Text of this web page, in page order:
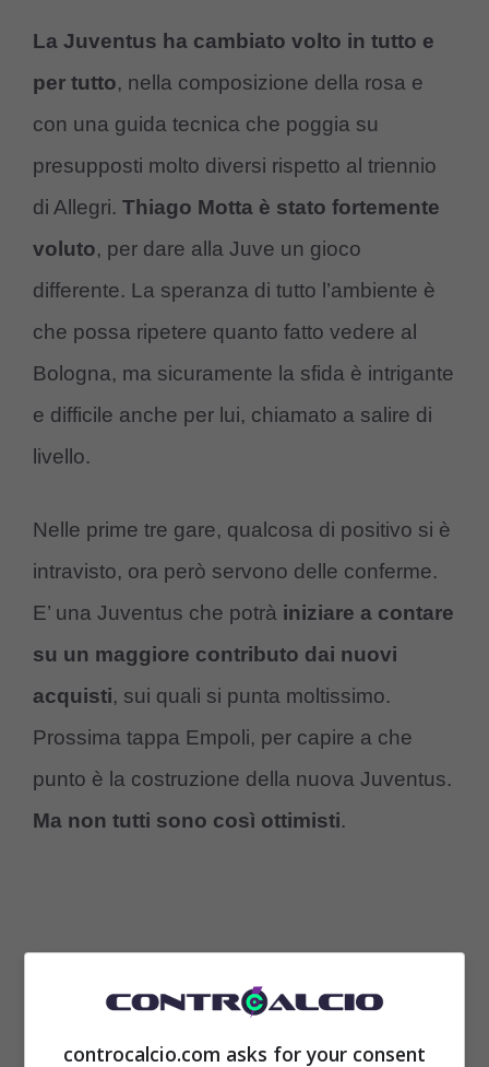
La Juventus ha cambiato volto in tutto e
per tutto, nella composizione della rosa e
con una guida tecnica che poggia su
presupposti molto diversi rispetto al triennio
di Allegri. Thiago Motta è stato fortemente
voluto, per dare alla Juve un gioco
differente. La speranza di tutto l’ambiente è
che possa ripetere quanto fatto vedere al
Bologna, ma sicuramente la sfida è intrigante
e difficile anche per lui, chiamato a salire di
livello.
Nelle prime tre gare, qualcosa di positivo si è
intravisto, ora però servono delle conferme.
E’ una Juventus che potrà iniziare a contare
su un maggiore contributo dai nuovi
acquisti, sui quali si punta moltissimo.
Prossima tappa Empoli, per capire a che
punto è la costruzione della nuova Juventus.
Ma non tutti sono così ottimisti.
controcalcio.com asks for your consent